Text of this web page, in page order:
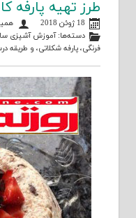
طرز تهیه پارفه
18 ژوئن 2018
دسته‌ها:آموزش آشپزی
فرنگی، پارفه شکلاتی، و طریقه